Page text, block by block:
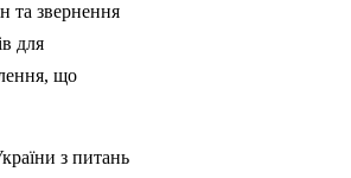
та звернення
для
що
з питань